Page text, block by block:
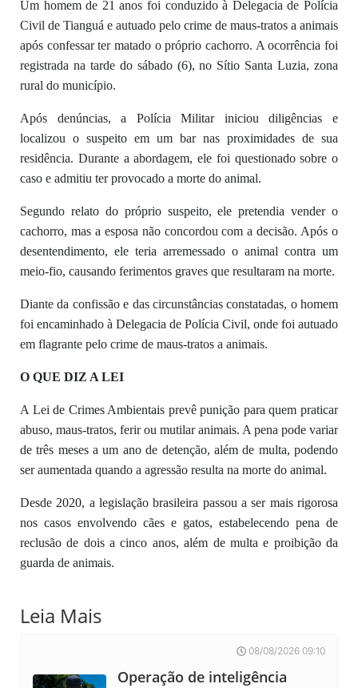
Um homem de 21 anos foi conduzido à Delegacia de Polícia
Civil de Tianguá e autuado pelo crime de maus-tratos a animais
após confessar ter matado o próprio cachorro. A ocorrência foi
registrada na tarde do sábado (6), no Sítio Santa Luzia, zona
rural do município.
Após denúncias, a Polícia Militar iniciou diligências e
localizou o suspeito em um bar nas proximidades de sua
residência. Durante a abordagem, ele foi questionado sobre o
caso e admitiu ter provocado a morte do animal.
Segundo relato do próprio suspeito, ele pretendia vender o
cachorro, mas a esposa não concordou com a decisão. Após o
desentendimento, ele teria arremessado o animal contra um
meio-fio, causando ferimentos graves que resultaram na morte.
Diante da confissão e das circunstâncias constatadas, o homem
foi encaminhado à Delegacia de Polícia Civil, onde foi autuado
em flagrante pelo crime de maus-tratos a animais.
O QUE DIZ A LEI
A Lei de Crimes Ambientais prevê punição para quem praticar
abuso, maus-tratos, ferir ou mutilar animais. A pena pode variar
de três meses a um ano de detenção, além de multa, podendo
ser aumentada quando a agressão resulta na morte do animal.
Desde 2020, a legislação brasileira passou a ser mais rigorosa
nos casos envolvendo cães e gatos, estabelecendo pena de
reclusão de dois a cinco anos, além de multa e proibição da
guarda de animais.
Leia Mais
08/08/2026 09:10
Operação de inteligência